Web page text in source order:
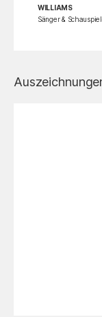
WILLIAMS
Sänger &